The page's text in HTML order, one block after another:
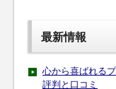
最新情報
心から喜ばれる
評判と口コミ